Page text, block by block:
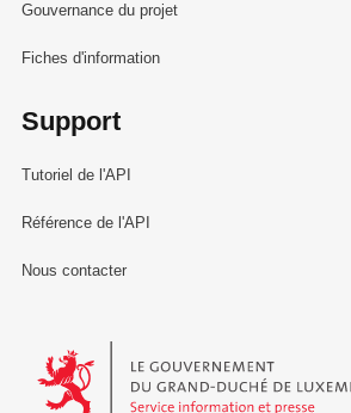
Gouvernance du projet
Fiches d'information
Support
Tutoriel de l'API
Référence de l'API
Nous contacter
Le Gouvernement du Grand-Duché de